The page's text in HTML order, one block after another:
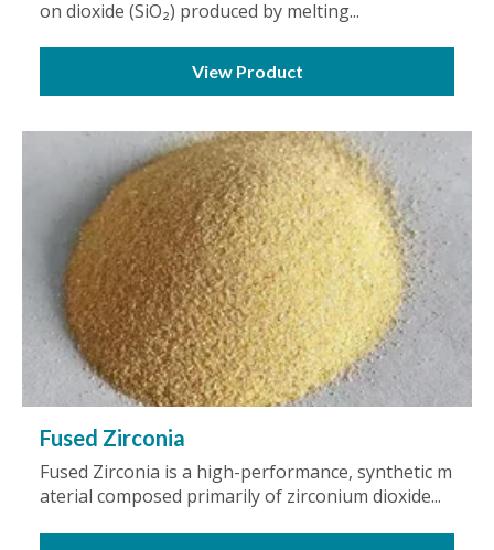
on dioxide (SiO₂) produced by melting...
View Product
Fused Zirconia
Fused Zirconia is a high-performance, synthetic m
aterial composed primarily of zirconium dioxide...